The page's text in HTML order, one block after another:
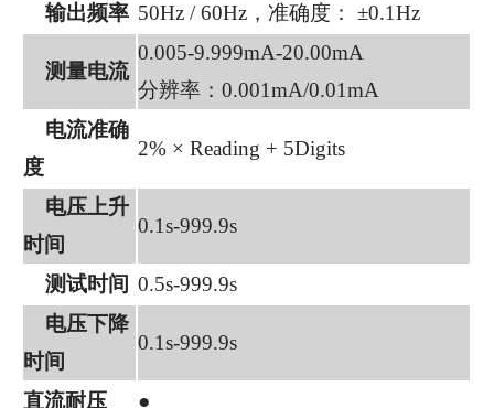
输出频率 50Hz / 60Hz，准确度： ±0.1Hz
测量电流
0.005-9.999mA-20.00mA
分辨率：0.001mA/0.01mA
电流准确
度
2% × Reading + 5Digits
电压上升
时间
0.1s-999.9s
测试时间 0.5s-999.9s
电压下降
时间
0.1s-999.9s
直流耐压
●